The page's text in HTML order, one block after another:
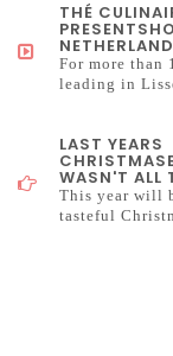
THÉ
For more than
leading in
LAST YEARS
WASN'T ALL
This year will
tasteful